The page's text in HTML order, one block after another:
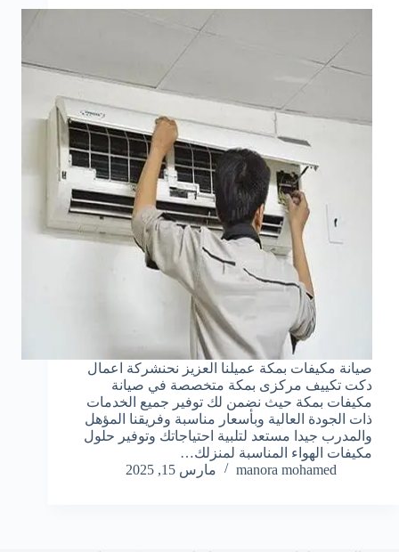
صيانة مكيفات بمكة عميلنا العزيز نحنشركة اعمال
دكت تكييف مركزى بمكة متخصصة في صيانة
مكيفات بمكة حيث نضمن لك توفير جميع الخدمات
ذات الجودة العالية وبأسعار مناسبة وفريقنا المؤهل
والمدرب جيدا مستعد لتلبية احتياجاتك وتوفير حلول
مكيفات الهواء المناسبة لمنزلك…
manora mohamed
مارس 15, 2025